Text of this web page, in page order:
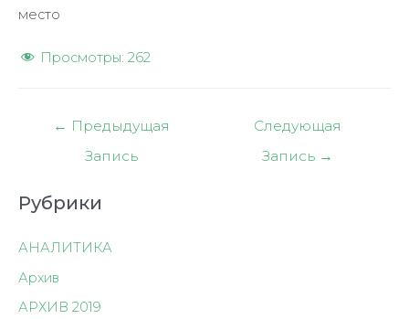
место
Просмотры: 262
Навигация
← Предыдущая
Запись
Следующая
Запись →
Рубрики
АНАЛИТИКА
Архив
АРХИВ 2019